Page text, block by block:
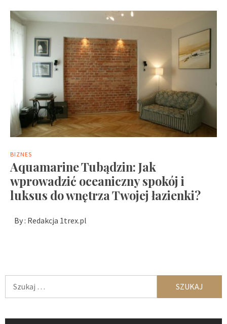
BIZNES
Aquamarine Tubądzin: Jak
wprowadzić oceaniczny spokój i
luksus do wnętrza Twojej łazienki?
By : Redakcja 1trex.pl